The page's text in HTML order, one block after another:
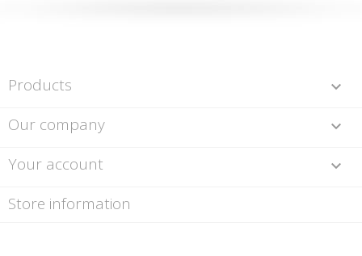
Products 
Our company 
Your account 
Store information